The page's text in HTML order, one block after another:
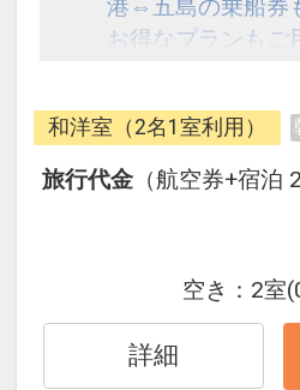
港⇔五島の乗船券
お得なプランもご
和洋室（2名1室利用）
旅行代金 （航空券+宿泊
空き： 2室
詳細